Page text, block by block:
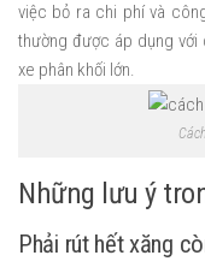
việc bỏ ra chi phí và
thường được áp dụng với
xe phân khối lớn.
Những lưu ý
Phải rút hết xăng